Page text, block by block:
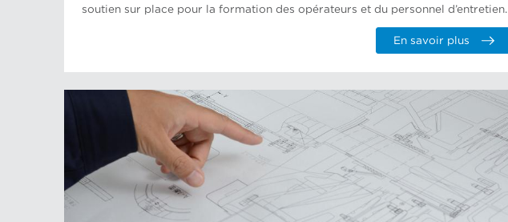
soutien sur place pour la formation des opérateurs et du personnel d’entretien.
En savoir plus